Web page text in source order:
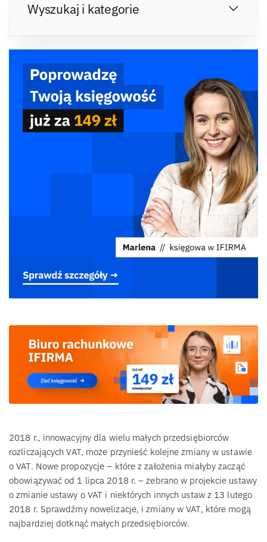
Wyszukaj i kategorie
2018 r., innowacyjny dla wielu małych przedsiębiorców
rozliczających VAT, może przynieść kolejne zmiany w ustawie
o VAT. Nowe propozycje – które z założenia miałyby zacząć
obowiązywać od 1 lipca 2018 r. – zebrano w projekcie ustawy
o zmianie ustawy o VAT i niektórych innych ustaw z 13 lutego
2018 r. Sprawdźmy nowelizacje, i zmiany w VAT, które mogą
najbardziej dotknąć małych przedsiębiorców.